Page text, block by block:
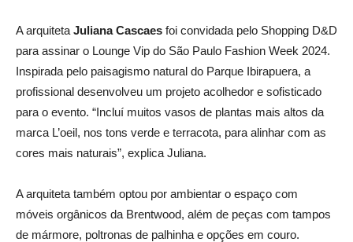
A arquiteta JulianaCascaes foi convidada pelo Shopping D&D
para assinar o Lounge Vip do São Paulo Fashion Week 2024.
Inspirada pelo paisagismo natural do Parque Ibirapuera, a
profissional desenvolveu um projeto acolhedor e sofisticado
para o evento. “Incluí muitos vasos de plantas mais altos da
marca L’oeil, nos tons verde e terracota, para alinhar com as
cores mais naturais”, explica Juliana.
A arquiteta também optou por ambientar o espaço com
móveis orgânicos da Brentwood, além de peças com tampos
de mármore, poltronas de palhinha e opções em couro.